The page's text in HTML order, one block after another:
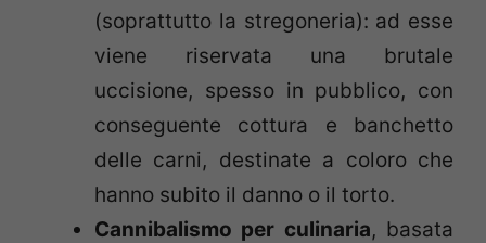
(soprattutto la stregoneria): ad esse
viene riservata una brutale
uccisione, spesso in pubblico, con
conseguente cottura e banchetto
delle carni, destinate a coloro che
hanno subito il danno o il torto.
Cannibalismo per culinaria, basata